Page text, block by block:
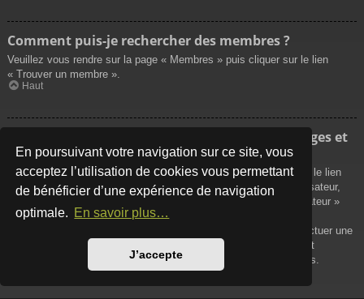
En poursuivant votre navigation sur ce site, vous
acceptez l’utilisation de cookies vous permettant
de bénéficier d’une expérience de navigation
optimale. En savoir plus…
J’accepte
Comment puis-je rechercher des membres ?
Veuillez vous rendre sur la page « Membres » puis cliquer sur le lien
« Trouver un membre ».
Haut
Comment puis-je retrouver mes propres messages et
sujets ?
Vos propres messages peuvent être affichés soit en cliquant sur le lien
« Afficher vos messages » dans le panneau de contrôle de l’utilisateur,
soit en cliquant sur le lien « Rechercher les messages de l’utilisateur »
sur la page de votre propre profil ou soit en cliquant sur le menu
« Raccourcis » situé sur la partie supérieure du forum. Pour effectuer une
recherche de vos propres sujets, utilisez la recherche avancée et
remplissez convenablement les options qui vous sont disponibles.